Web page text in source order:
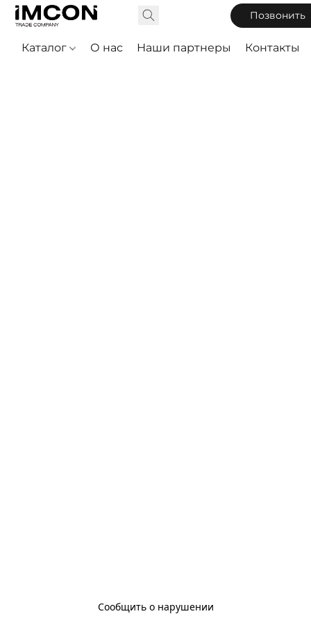
Позвонить
Каталог О нас Наши партнеры Контакты
Сообщить о нарушении